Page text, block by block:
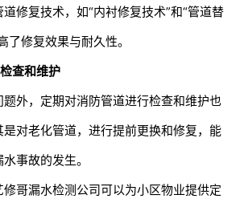
修复技术，如“内衬修复技术”和“管道替
了修复效果与耐久性。
查和维护
题外，定期对消防管道进行检查和维护也
对老化管道，进行提前更换和修复，能
事故的发生。
哥漏水检测公司可以为小区物业提供定